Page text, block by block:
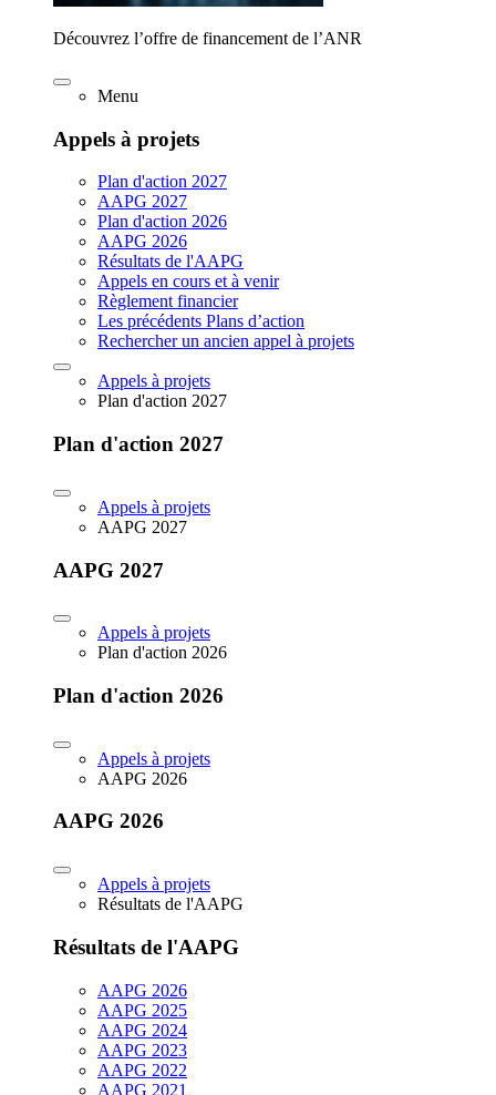
Découvrez l’offre de financement de l’ANR
Menu
Appels à projets
Plan d'action 2027
AAPG 2027
Plan d'action 2026
AAPG 2026
Résultats de l'AAPG
Appels en cours et à venir
Règlement financier
Les précédents Plans d’action
Rechercher un ancien appel à projets
Appels à projets
Plan d'action 2027
Plan d'action 2027
Appels à projets
AAPG 2027
AAPG 2027
Appels à projets
Plan d'action 2026
Plan d'action 2026
Appels à projets
AAPG 2026
AAPG 2026
Appels à projets
Résultats de l'AAPG
Résultats de l'AAPG
AAPG 2026
AAPG 2025
AAPG 2024
AAPG 2023
AAPG 2022
AAPG 2021